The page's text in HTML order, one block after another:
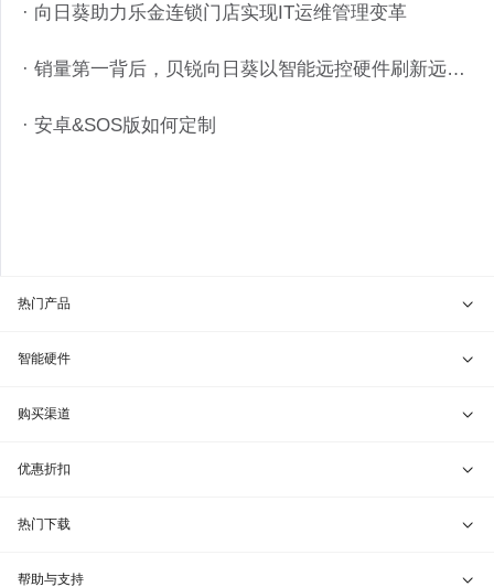
· 向日葵助力乐金连锁门店实现IT运维管理变革
· 销量第一背后，贝锐向日葵以智能远控硬件刷新远程运维认知
· 安卓&SOS版如何定制
热门产品
贝锐向日葵 · 远程控制
贝锐蒲公英 · 异地组网
贝锐花生壳 · 动态域名
贝锐洋葱头 · 协作无间
智能硬件
贝锐向日葵硬件
贝锐蒲公英硬件
贝锐花生壳硬件
购买渠道
天猫旗舰店
京东旗舰店
优惠折扣
兑换码通道
教育公益折扣
热门下载
贝锐向日葵客户端
帮助与支持